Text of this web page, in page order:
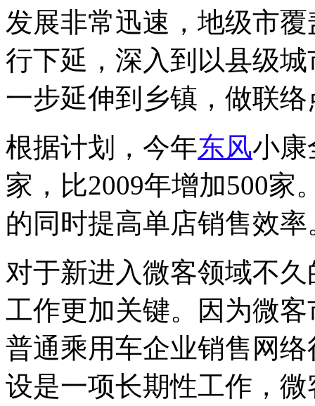
发展非常迅速，地级市
行下延，深入到以县级
一步延伸到乡镇，做联
根据计划，今年东风小康
家，比2009年增加500家
的同时提高单店销售效率
对于新进入微客领域不
工作更加关键。因为微
普通乘用车企业销售网
设是一项长期性工作，